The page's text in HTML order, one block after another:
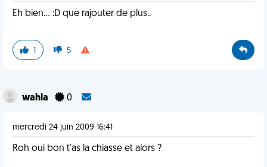
Eh bien... :D que rajouter de plus..
1 5
wahla 0
mercredi 24 juin 2009 16:41
Roh oui bon t'as la chiasse et alors ?